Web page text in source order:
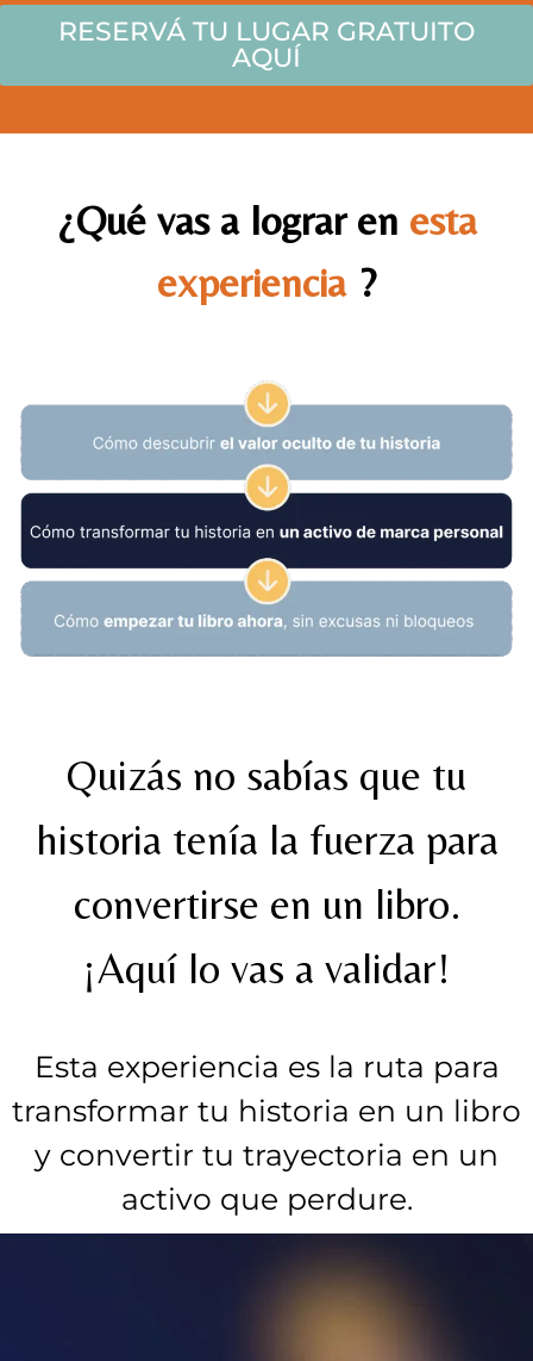
RESERVÁ TU LUGAR GRATUITO
AQUÍ
¿Qué vas a lograr en esta
experiencia?
Quizás no sabías que tu
historia tenía la fuerza para
convertirse en un libro.
¡Aquí lo vas a validar!
Esta experiencia es la ruta para
transformar tu historia en un libro
y convertir tu trayectoria en un
activo que perdure.